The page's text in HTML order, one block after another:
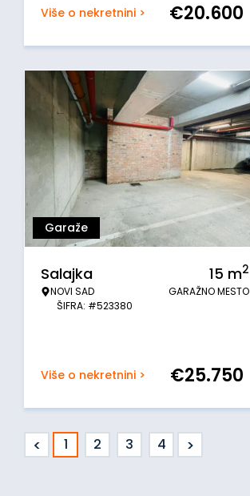
Više o nekretnini > €20.600
Garaže
Salajka
NOVI SAD
ŠIFRA: #523380
15 m2
GARAŽNO MESTO
Više o nekretnini > €25.750
< 1 2 3 4 >